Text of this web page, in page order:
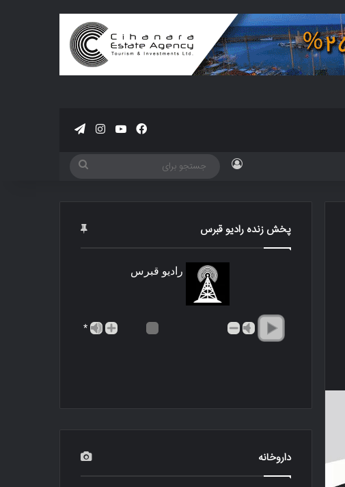
فیسبوکیوتیوباینستاگرام
تلگرام
ورود
جستجو
پخش زنده رادیو قبرس
رادیو قبرس
*
داروخانه